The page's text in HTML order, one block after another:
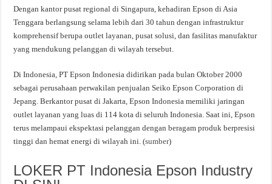
Dengan kantor pusat regional di Singapura, kehadiran Epson di Asia
Tenggara berlangsung selama lebih dari 30 tahun dengan infrastruktur
komprehensif berupa outlet layanan, pusat solusi, dan fasilitas manufaktur
yang mendukung pelanggan di wilayah tersebut.
Di Indonesia, PT Epson Indonesia didirikan pada bulan Oktober 2000
sebagai perusahaan perwakilan penjualan Seiko Epson Corporation di
Jepang. Berkantor pusat di Jakarta, Epson Indonesia memiliki jaringan
outlet layanan yang luas di 114 kota di seluruh Indonesia. Saat ini, Epson
terus melampaui ekspektasi pelanggan dengan beragam produk berpresisi
tinggi dan hemat energi di wilayah ini. (sumber)
LOKER PT Indonesia Epson Industry